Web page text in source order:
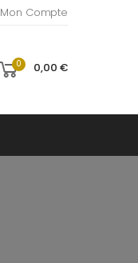
Mon Compte
0 0,00 €